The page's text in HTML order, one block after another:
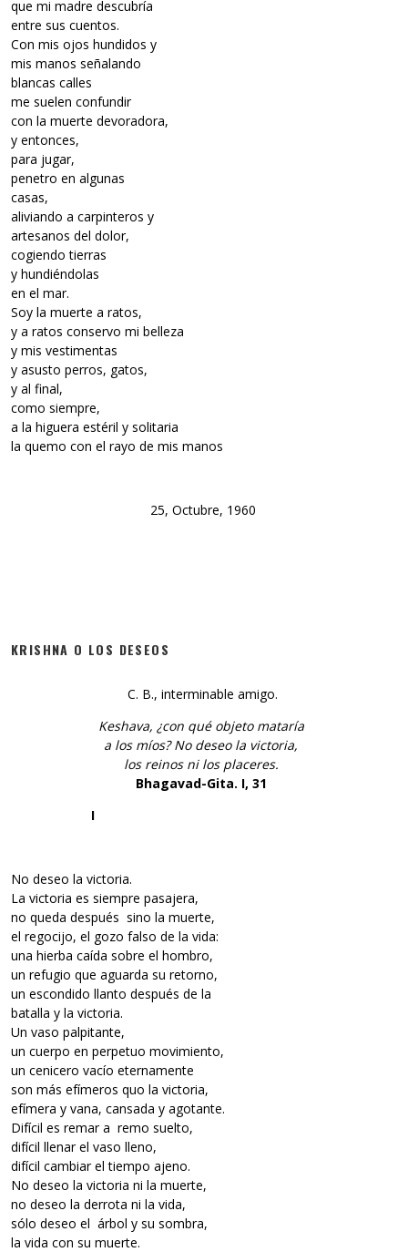
que mi madre descubría
entre sus cuentos.
Con mis ojos hundidos y
mis manos señalando
blancas calles
me suelen confundir
con la muerte devoradora,
y entonces,
para jugar,
penetro en algunas
casas,
aliviando a carpinteros y
artesanos del dolor,
cogiendo tierras
y hundiéndolas
en el mar.
Soy la muerte a ratos,
y a ratos conservo mi belleza
y mis vestimentas
y asusto perros, gatos,
y al final,
como siempre,
a la higuera estéril y solitaria
la quemo con el rayo de mis manos
25, Octubre, 1960
KRISHNA O LOS DESEOS
C. B., interminable amigo.
Keshava, ¿con qué objeto mataría
a los míos? No deseo la victoria,
los reinos ni los placeres.
Bhagavad-Gita. I, 31
I
No deseo la victoria.
La victoria es siempre pasajera,
no queda después sino la muerte,
el regocijo, el gozo falso de la vida:
una hierba caída sobre el hombro,
un refugio que aguarda su retorno,
un escondido llanto después de la
batalla y la victoria.
Un vaso palpitante,
un cuerpo en perpetuo movimiento,
un cenicero vacío eternamente
son más efímeros quo la victoria,
efímera y vana, cansada y agotante.
Difícil es remar a remo suelto,
difícil llenar el vaso lleno,
difícil cambiar el tiempo ajeno.
No deseo la victoria ni la muerte,
no deseo la derrota ni la vida,
sólo deseo el árbol y su sombra,
la vida con su muerte.